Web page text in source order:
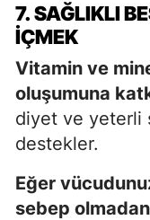
7. SAĞLIKLI
İÇMEK
Vitamin ve
oluşumuna
diyet ve yeterli
destekler.
Eğer
sebep